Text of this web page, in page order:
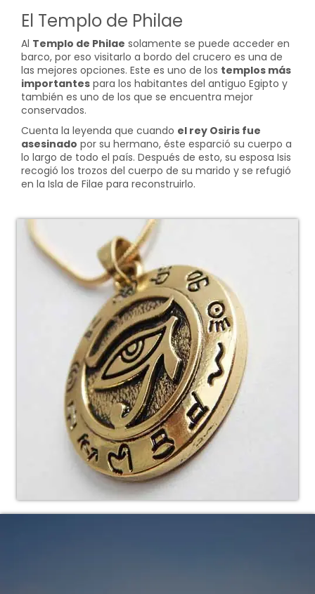
El Templo de Philae
Al Templo de Philae solamente se puede acceder en
barco, por eso visitarlo a bordo del crucero es una de
las mejores opciones. Este es uno de los templos más
importantes para los habitantes del antiguo Egipto y
también es uno de los que se encuentra mejor
conservados.
Cuenta la leyenda que cuando el rey Osiris fue
asesinado por su hermano, éste esparció su cuerpo a
lo largo de todo el país. Después de esto, su esposa Isis
recogió los trozos del cuerpo de su marido y se refugió
en la Isla de Filae para reconstruirlo.